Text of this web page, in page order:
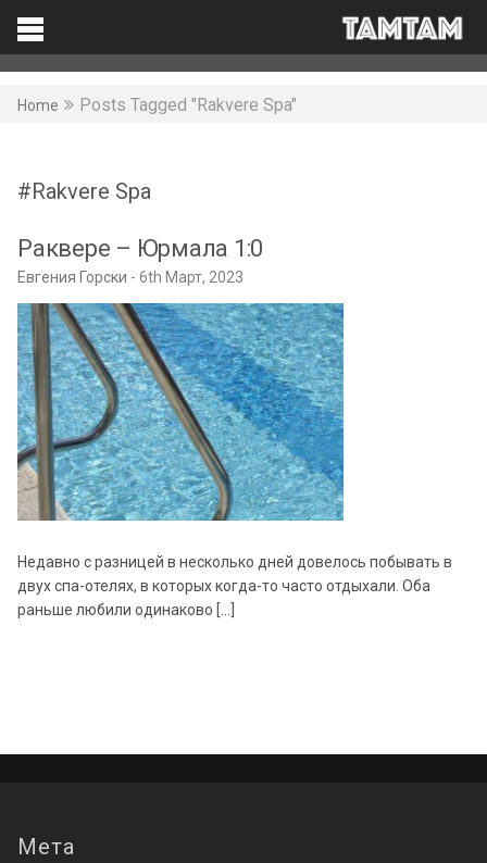
Facebook
Home Posts Tagged "Rakvere Spa"
Rakvere Spa
Раквере – Юрмала 1:0
Евгения Горски 6th Март, 2023
Недавно с разницей в несколько дней довелось побывать в
двух спа-отелях, в которых когда-то часто отдыхали. Оба
раньше любили одинаково […]
Мета